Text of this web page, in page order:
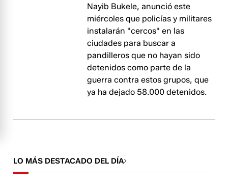
Nayib Bukele, anunció este
miércoles que policías y militares
instalarán "cercos" en las
ciudades para buscar a
pandilleros que no hayan sido
detenidos como parte de la
guerra contra estos grupos, que
ya ha dejado 58.000 detenidos.
LO MÁS DESTACADO DEL DÍA